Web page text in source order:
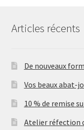
Articles récents
De nouveaux
Vos beaux abat-
10 % de remise
Atelier réfection